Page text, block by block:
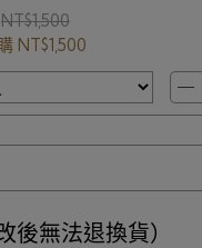
NT$1,500
NT$1,500
無法退換貨）